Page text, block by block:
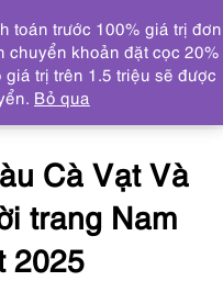
DANH MỤC
Phối Màu Cà Vạt Và Áo
Hot Nhất 2025
Cà Vạt Và
trang Nam
2025
toán trước 100% giá trị đơn
chuyển khoản đặt cọc 20%
trị trên 1.5 triệu sẽ được
Bỏ qua